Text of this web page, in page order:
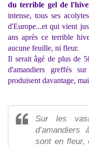
du terrible gel de
intense, tous ses
d'Europe...et qui vient
ans après ce terrible
aucune feuille, ni fleur.
Il serait âgé de plus de
d'amandiers greffés
produisent davantage,
Sur les
d’amandiers
sont en fleur,